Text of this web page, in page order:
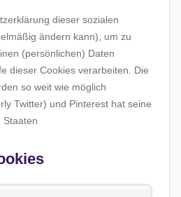
dieser sozialen
ändern kann), um zu
(persönlichen) Daten
dieser Cookies verarbeiten. Die
so weit wie möglich
Twitter) und Pinterest hat seine
Staaten